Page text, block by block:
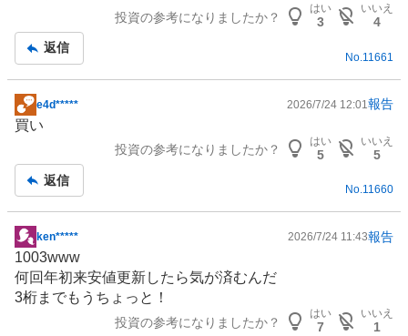
投資の参考になりましたか？
はい
3
いいえ
4
返信
No. 11661
掲
示
事
e4d***** 2026/7/24 12:01 報告
買い
投資の参考になりましたか？
はい
5
いいえ
5
返信
No.11660
掲
示
板
記
ken***** 2026/7/24 11:43報告
1003www
何回年初来安値更新したら気が済むんだ
3桁までもうちょっと！
投資の参考になりましたか？
はい
7
いいえ
1